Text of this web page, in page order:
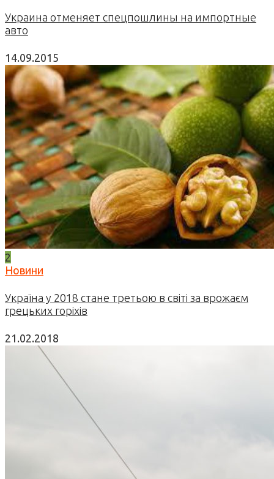
Украина отменяет спецпошлины на импортные
авто
14.09.2015
2
Новини
Україна у 2018 стане третьою в світі за врожаєм
грецьких горіхів
21.02.2018